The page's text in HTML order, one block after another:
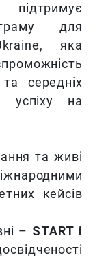
для
яка
середніх
успіху на
та живі
кейсів
– START і